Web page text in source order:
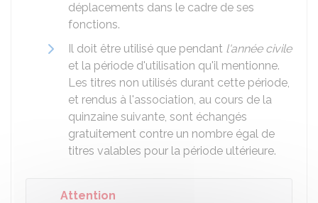
déplacements dans le cadre de ses
fonctions.
Il doit être utilisé que pendant l'année civile
et la période d'utilisation qu'il mentionne.
Les titres non utilisés durant cette période,
et rendus à l'association, au cours de la
quinzaine suivante, sont échangés
gratuitement contre un nombre égal de
titres valables pour la période ultérieure.
Attention